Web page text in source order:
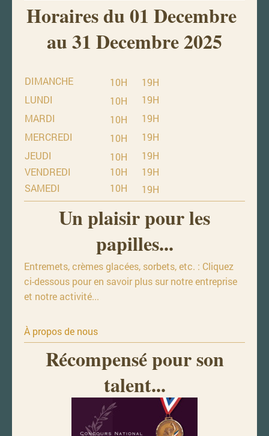
Horaires du 01 Decembre
au 31 Decembre 2025
DIMANCHE 10H
19H
LUNDI
10H
19H
MARDI
10H
19H
MERCREDI
10H
19H
JEUDI
10H
19H
VENDREDI
10H
19H
SAMEDI
10H 19H
Un plaisir pour les
papilles...
Entremets, crèmes glacées, sorbets, etc. : Cliquez
ci-dessous pour en savoir plus sur notre entreprise
et notre activité...
À propos de nous
Récompensé pour son
talent...